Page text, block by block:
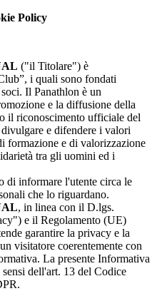
Policy
("il Titolare") è
i quali sono fondati
Il Panathlon è un
e la diffusione della
il riconoscimento ufficiale del
e difendere i valori
formazione e di valorizzazione
tra gli uomini ed i
di informare l'utente circa le
che lo riguardano.
, in linea con il D.lgs.
e il Regolamento (UE)
garantire la privacy e la
visitatore coerentemente con
La presente Informativa
dell'art. 13 del Codice